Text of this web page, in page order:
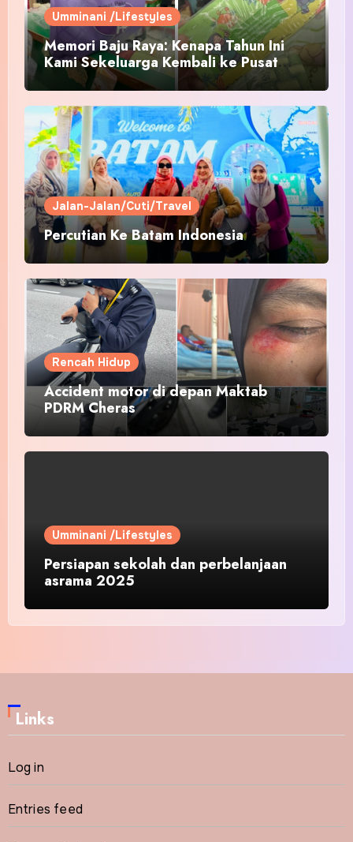
Umminani /Lifestyles
Memori Baju Raya: Kenapa Tahun Ini
Kami Sekeluarga Kembali ke Pusat
Pakaian Hari-Hari?
Jalan-Jalan/Cuti/Travel
Percutian Ke Batam Indonesia
Rencah Hidup
Accident motor di depan Maktab
PDRM Cheras
Umminani /Lifestyles
Persiapan sekolah dan perbelanjaan
asrama 2025
Links
Log in
Entries feed